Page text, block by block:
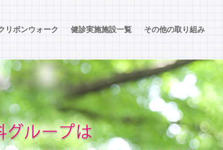
リボンウォーク 健診実施施設一覧 その他の取り組み